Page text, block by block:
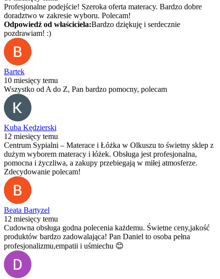
Profesjonalne podejście! Szeroka oferta materacy. Bardzo dobre
doradztwo w zakresie wyboru. Polecam!
Odpowiedź od właściciela:Bardzo dziękuję i serdecznie
pozdrawiam! :)
Bartek
10 miesięcy temu
Wszystko od A do Z, Pan bardzo pomocny, polecam
Kuba Kędzierski
12 miesięcy temu
Centrum Sypialni – Materace i Łóżka w Olkuszu to świetny sklep z
dużym wyborem materacy i łóżek. Obsługa jest profesjonalna,
pomocna i życzliwa, a zakupy przebiegają w miłej atmosferze.
Zdecydowanie polecam!
Beata Bartyzel
12 miesięcy temu
Cudowna obsługa godna polecenia każdemu. Świetne ceny,jakość
produktów bardzo zadowalająca! Pan Daniel to osoba pełna
profesjonalizmu,empatii i uśmiechu 😊